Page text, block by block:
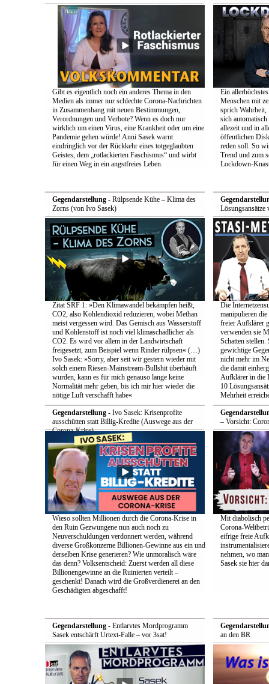
Gibt es eigentlich noch ein anderes Thema in den
Medien als immer nur schlechte Corona-Nachrichten
in Zusammenhang mit neuen Bestimmungen,
Verordnungen und Verbote? Wenn es doch nur
wirklich um einen Virus, eine Krankheit oder um eine
Pandemie gehen würde! Anni Sasek warnt
eindringlich vor der Rückkehr eines totgeglaubten
Geistes, dem „rotlackierten Faschismus“ und wirbt
für einen Weg in ein angstfreies Leben.
Ein
Menschen mit
sprich Wahrheit,
sich
allezeit und in
öffentlichen
reden soll. So
Trend und zum
Lockdown-
Gegendarstellung- Rülpsende Kühe – Klima des
Zorns (von Ivo Sasek)
Zitat SRF 1: »Den Klimawandel bekämpfen heißt,
CO2, also Kohlendioxid reduzieren, wobei Methan
meist vergessen wird. Das Gemisch aus Wasserstoff
und Kohlenstoff ist noch viel klimaschädlicher als
CO2. Es wird vor allem in der Landwirtschaft
freigesetzt, zum Beispiel wenn Rinder rülpsen« (…)
Ivo Sasek: »Sorry, aber seit wir gestern wieder mit
solch einem Riesen-Mainstream-Bullshit überhäuft
wurden, kann es für mich genauso lange keine
Normalität mehr geben, bis ich mir hier wieder die
nötige Luft verschafft habe«
Lösungsansätze
Die
manipulieren die
freier Aufklärer
verwenden sie
Schatten
gewichtige
nicht mehr im
die damit
Aufklärer in die
10
Mehrheit
Gegendarstellung- Ivo Sasek: Krisenprofite
ausschütten statt Billig-Kredite (Auswege aus der
Corona-Krise)
Wieso sollten Millionen durch die Corona-Krise in
den Ruin Gezwungene nun auch noch zu
Neuverschuldungen verdonnert werden, während
diverse Großkonzerne Billionen-Gewinne aus ein und
derselben Krise generieren? Wie unmoralisch wäre
das denn? Volksentscheid: Zuerst werden all diese
Billionengewinne an die Ruinierten verteilt –
geschenkt! Danach wird die Großverdienerei an den
Geschädigten abgeschafft!
– Vorsicht:
Mit diabolisch
Corona-
eifrige freie
nehmen, wo
Sasek sie hier
Gegendarstellung- Entlarvtes Mordprogramm
Sasek entschärft Urtext-Falle – vor 3sat!
an den BR